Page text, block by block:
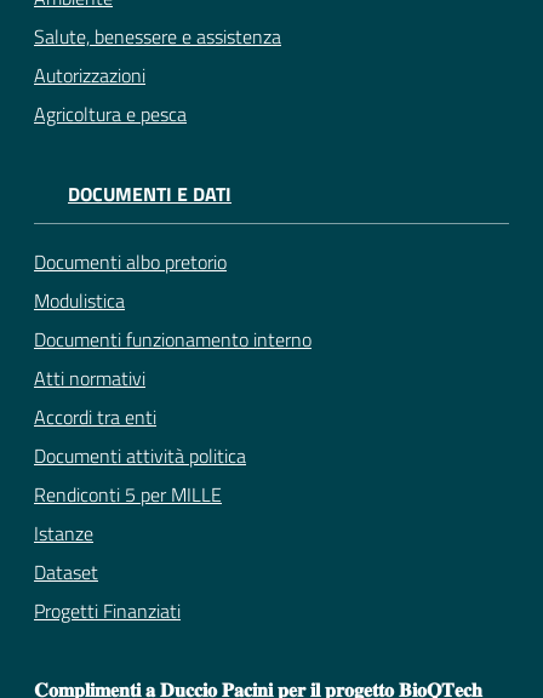
Salute, benessere e assistenza
Autorizzazioni
Agricoltura e pesca
DOCUMENTI E DATI
Documenti albo pretorio
Modulistica
Documenti funzionamento interno
Atti normativi
Accordi tra enti
Documenti attività politica
Rendiconti 5 per MILLE
Istanze
Dataset
Progetti Finanziati
𝐂𝐨𝐦𝐩𝐥𝐢𝐦𝐞𝐧𝐭𝐢 𝐚 𝐃𝐮𝐜𝐜𝐢𝐨 𝐏𝐚𝐜𝐢𝐧𝐢 𝐩𝐞𝐫 𝐢𝐥 𝐩𝐫𝐨𝐠𝐞𝐭𝐭𝐨 𝐁𝐢𝐨𝐐𝐓𝐞𝐜𝐡